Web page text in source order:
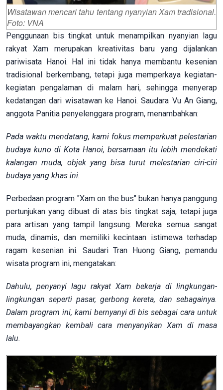
Wisatawan mencari tahu tentang nyanyian Xam tradisional.
Foto: VNA
Penggunaan bis tingkat untuk menampilkan nyanyian lagu
rakyat Xam merupakan kreativitas baru yang dijalankan
pariwisata Hanoi. Hal ini tidak hanya membantu kesenian
tradisional berkembang, tetapi juga memperkaya kegiatan-
kegiatan pengalaman di malam hari, sehingga menyerap
kedatangan dari wisatawan ke Hanoi. Saudara Vu An Giang,
anggota Panitia penyelenggara program, menambahkan:
Pada waktu mendatang, kami fokus memperkuat pelestarian
budaya kuno di Kota Hanoi, bersamaan itu lebih mendekati
kalangan muda, objek yang bisa turut melestarian ciri-ciri
budaya yang khas ini.
Perbedaan program "Xam on the bus" bukan hanya panggung
pertunjukan yang dibuat di atas bis tingkat saja, tetapi juga
para artisan yang tampil langsung. Mereka semua sangat
muda, dinamis, dan memiliki kecintaan istimewa terhadap
ragam kesenian ini. Saudari Tran Huong Giang, pemandu
wisata program ini, mengatakan:
Dahulu, penyanyi lagu rakyat Xam bekerja di lingkungan-
lingkungan seperti pasar, gerbong kereta, dan sebagainya.
Dalam program ini, kami bernyanyi di bis sebagai cara untuk
membayangkan kembali cara menyanyikan Xam di masa
lalu.